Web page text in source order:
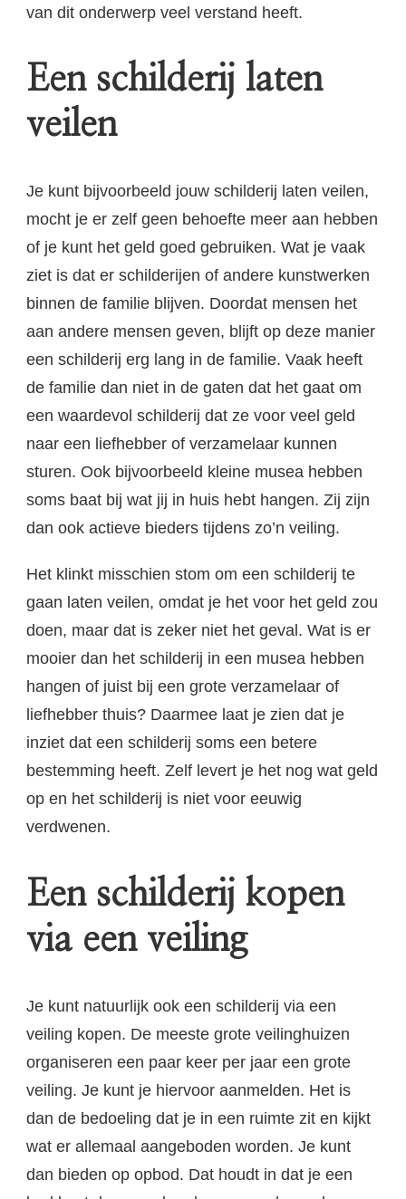
van dit onderwerp veel verstand heeft.
Een schilderij laten
veilen
Je kunt bijvoorbeeld jouw schilderij laten veilen,
mocht je er zelf geen behoefte meer aan hebben
of je kunt het geld goed gebruiken. Wat je vaak
ziet is dat er schilderijen of andere kunstwerken
binnen de familie blijven. Doordat mensen het
aan andere mensen geven, blijft op deze manier
een schilderij erg lang in de familie. Vaak heeft
de familie dan niet in de gaten dat het gaat om
een waardevol schilderij dat ze voor veel geld
naar een liefhebber of verzamelaar kunnen
sturen. Ook bijvoorbeeld kleine musea hebben
soms baat bij wat jij in huis hebt hangen. Zij zijn
dan ook actieve bieders tijdens zo’n veiling.
Het klinkt misschien stom om een schilderij te
gaan laten veilen, omdat je het voor het geld zou
doen, maar dat is zeker niet het geval. Wat is er
mooier dan het schilderij in een musea hebben
hangen of juist bij een grote verzamelaar of
liefhebber thuis? Daarmee laat je zien dat je
inziet dat een schilderij soms een betere
bestemming heeft. Zelf levert je het nog wat geld
op en het schilderij is niet voor eeuwig
verdwenen.
Een schilderij kopen
via een veiling
Je kunt natuurlijk ook een schilderij via een
veiling kopen. De meeste grote veilinghuizen
organiseren een paar keer per jaar een grote
veiling. Je kunt je hiervoor aanmelden. Het is
dan de bedoeling dat je in een ruimte zit en kijkt
wat er allemaal aangeboden worden. Je kunt
dan bieden op opbod. Dat houdt in dat je een